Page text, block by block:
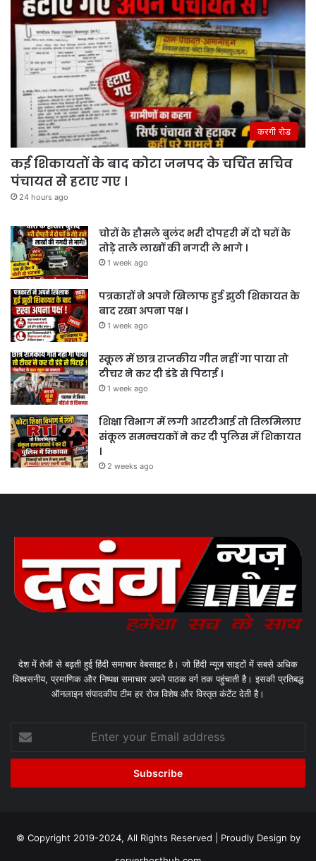
करगी रोड
कई शिकायतों के बाद कोटा जनपद के चर्चित सचिव
पंचायत से हटाए गए ।
24 hours ago
चोरों के हौसले बुलंद भरी दोपहरी में दो घरों के
तोड़े ताले लाखों की नगदी ले भागे ।
1 week ago
पत्रकारों ने अपने खिलाफ हुई झुठी शिकायत के
बाद रखा अपना पक्ष ।
1 week ago
स्कूल में छात्र राजकीय गीत नहीं गा पाया तो
टीचर ने कर दी डंडे से पिटाई ।
1 week ago
शिक्षा विभाग में लगी आरटीआई तो तिलमिलाए
संकूल समन्वयकों ने कर दी पुलिस में शिकायत
।
2 weeks ago
देश में तेजी से बढ़ती हुई हिंदी समाचार वेबसाइट है। जो हिंदी न्यूज साइटों में सबसे अधिक
विश्वसनीय, प्रमाणिक और निष्पक्ष समाचार अपने पाठक वर्ग तक पहुंचाती है। इसकी प्रतिबद्ध
ऑनलाइन संपादकीय टीम हर रोज विशेष और विस्तृत कंटेंट देती है।
your
Email
© Copyright 2019-2024, All Rights Reserved | Proudly Design by